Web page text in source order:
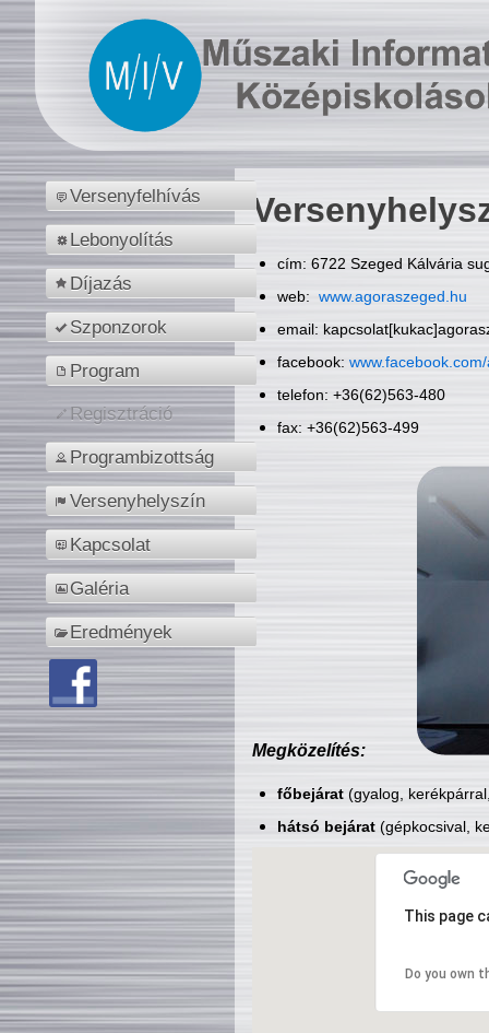
Versenyfelhívás
Lebonyolítás
Díjazás
Szponzorok
Program
Regisztráció
Programbizottság
Versenyhelyszín
Kapcsolat
Galéria
Eredmények
cím: 6722 Szeged Kálvária
web: www.agoraszeged.hu
email:
facebook:
telefon: +36(62)563-480
fax: +36(62)563-499
Megközelítés:
főbejárat(gyalog,
hátsó bejárat(gépkocsival,
This page
Do you own